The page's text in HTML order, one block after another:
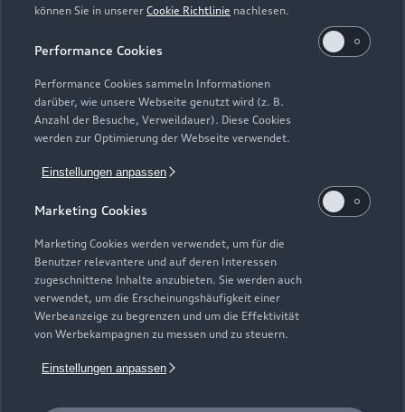
können Sie in unserer Cookie Richtlinie nachlesen.
Performance Cookies
Performance Cookies sammeln Informationen
darüber, wie unsere Webseite genutzt wird (z. B.
Anzahl der Besuche, Verweildauer). Diese Cookies
werden zur Optimierung der Webseite verwendet.
Einstellungen anpassen
Marketing Cookies
Marketing Cookies werden verwendet, um für die
Benutzer relevantere und auf deren Interessen
zugeschnittene Inhalte anzubieten. Sie werden auch
verwendet, um die Erscheinungshäufigkeit einer
Werbeanzeige zu begrenzen und um die Effektivität
von Werbekampagnen zu messen und zu steuern.
Einstellungen anpassen
Elektromodelle
Plug-in-Hybride
Neuwagensuche
Gebrauchtwagensuche
Geschäftskunden
Service & Zubehör
Saisonale Angebote
Audi Services
Garantie
Audi digital services
myAudi
Support
Audi Code
Häufige Fragen (FAQ)
Audi Online Beratung
Online-Terminvereinbarung
Servicekontakt
Über Audi
Unternehmen
Karriere
Investor Relations
© 2026 AUDI AG. Alle Rechte vorbehalten
Impressum Rechtliches